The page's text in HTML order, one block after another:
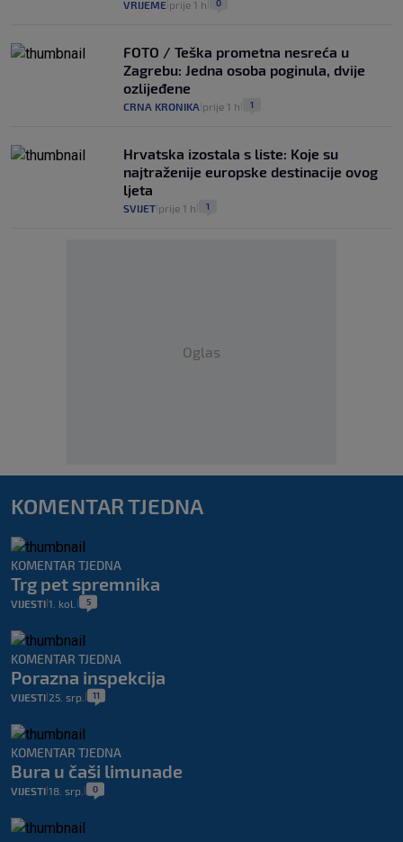
VRIJEME prije 1 h 0
FOTO / Teška prometna nesreća u
Zagrebu: Jedna osoba poginula, dvije
ozlijeđene
CRNA KRONIKA prije 1 h 1
Hrvatska izostala s liste: Koje su
najtraženije europske destinacije ovog
ljeta
SVIJET prije 1 h 1
Oglas
KOMENTAR TJEDNA
KOMENTAR TJEDNA
Trg pet spremnika
VIJESTI 1. kol. 5
KOMENTAR TJEDNA
Porazna inspekcija
VIJESTI 25. srp. 11
KOMENTAR TJEDNA
Bura u čaši limunade
VIJESTI 18. srp. 0